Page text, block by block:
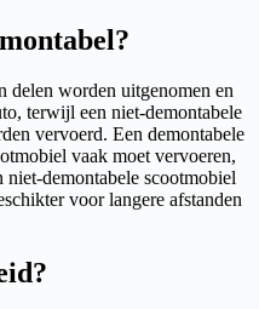
delen worden uitgenomen en
terwijl een niet-demontabele
vervoerd. Een demontabele
vaak moet vervoeren,
demontabele scootmobiel
voor langere afstanden